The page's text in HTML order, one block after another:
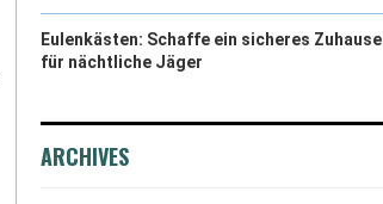
Eulenkästen: Schaffe ein sicheres Zuhause
für nächtliche Jäger
ARCHIVES